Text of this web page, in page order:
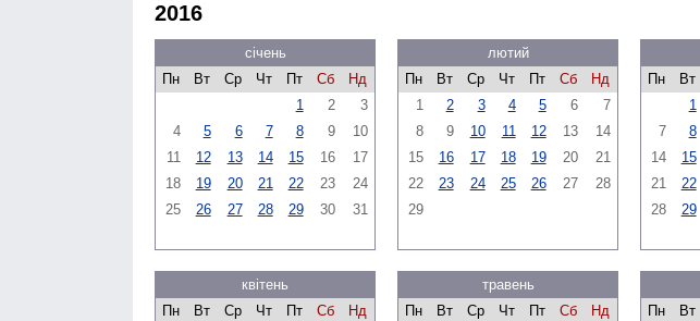
2016
січень
Пн
Вт Ср Чт Пт Сб
Нд
1
2
3
4
5 6 7 8 9
10
11
12 13 14 15 16
17
18
19 20 21 22 23
24
25
26 27 28 29 30 31
лютий
Пн
Вт Ср Чт Пт Сб
Нд
1
2 3 4 5 6
7
8
9 10 11 12 13
14
15
16 17 18 19 20
21
22
23 24 25 26 27
28
29
Пн
Вт
1
7
8
14
15
21
22
28
29
квітень
Пн
Вт Ср Чт Пт Сб
Нд
травень
Пн
Вт Ср Чт Пт Сб
Нд
Пн
Вт